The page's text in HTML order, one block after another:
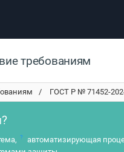
требованиям
ГОСТ Р № 71452-
? автоматизирующая